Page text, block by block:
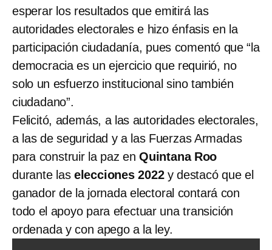
esperar los resultados que emitirá las
autoridades electorales e hizo énfasis en la
participación ciudadanía, pues comentó que “la
democracia es un ejercicio que requirió, no
solo un esfuerzo institucional sino también
ciudadano”.
Felicitó, además, a las autoridades electorales,
a las de seguridad y a las Fuerzas Armadas
para construir la paz enQuintana Roo
durante las elecciones 2022y destacó que el
ganador de la jornada electoral contará con
todo el apoyo para efectuar una transición
ordenada y con apego a la ley.